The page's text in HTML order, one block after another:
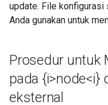
update. File konfigurasi
Anda gunakan untuk
Prosedur untuk
pada {i>node<i}
eksternal